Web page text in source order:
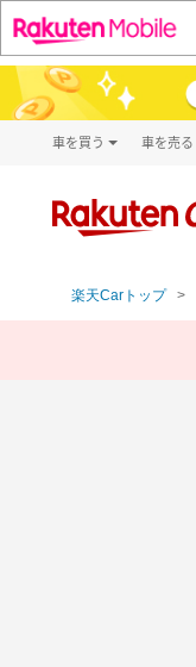
車を買う
新車
車を売る
楽天Carトップ